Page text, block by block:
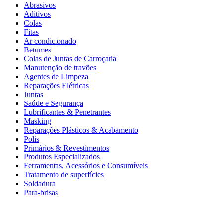
Abrasivos
Aditivos
Colas
Fitas
Ar condicionado
Betumes
Colas de Juntas de Carroçaria
Manutenção de travões
Agentes de Limpeza
Reparações Elétricas
Juntas
Saúde e Segurança
Lubrificantes & Penetrantes
Masking
Reparações Plásticos & Acabamento
Polis
Primários & Revestimentos
Produtos Especializados
Ferramentas, Acessórios e Consumíveis
Tratamento de superfícies
Soldadura
Para-brisas